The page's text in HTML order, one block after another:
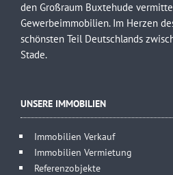
den Großraum Buxtehude
Gewerbeimmobilien. Im Herzen
schönsten Teil Deutschlands
Stade.
UNSERE IMMOBILIEN
Immobilien Verkauf
Immobilien Vermietung
Referenzobjekte